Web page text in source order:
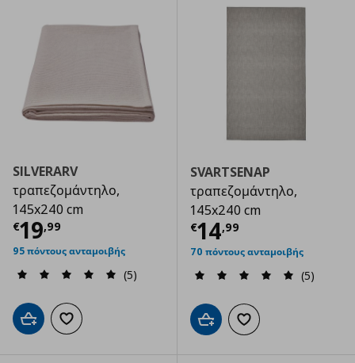
SILVERARV
τραπεζομάντηλο,
145x240 cm
€19,99
Τρέχουσα τιμή € 19,99
95 πόντους ανταμοιβής
(5)
Προσθήκη στο καλάθι
Προσθήκη στα αγαπημένα
SVARTSENAP
τραπεζομάντηλο,
145x240 cm
€14,99
Τρέχουσα
70 πόντους ανταμοιβής
(5)
Προσθήκη στο καλάθι
Προσθήκη στα